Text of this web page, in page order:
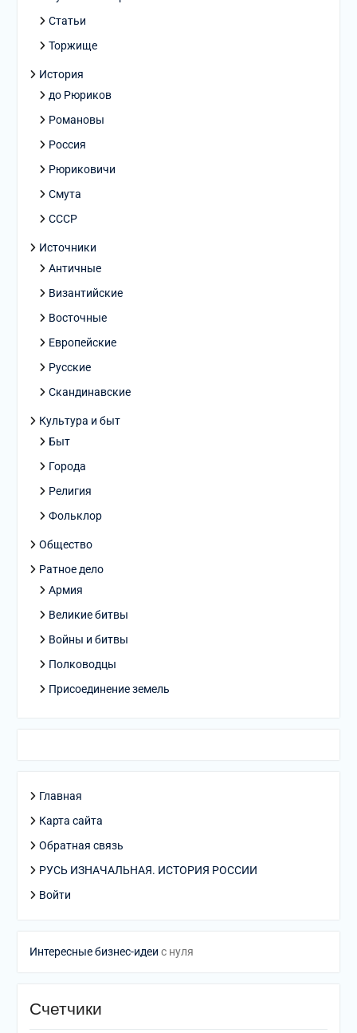
Статьи
Торжище
История
до Рюриков
Романовы
Россия
Рюриковичи
Смута
СССР
Источники
Античные
Византийские
Восточные
Европейские
Русские
Скандинавские
Культура и быт
Быт
Города
Религия
Фольклор
Общество
Ратное дело
Армия
Великие битвы
Войны и битвы
Полководцы
Присоединение земель
Главная
Карта сайта
Обратная связь
РУСЬ ИЗНАЧАЛЬНАЯ. ИСТОРИЯ РОССИИ
Войти
Интересные бизнес-идеи с нуля
Счетчики